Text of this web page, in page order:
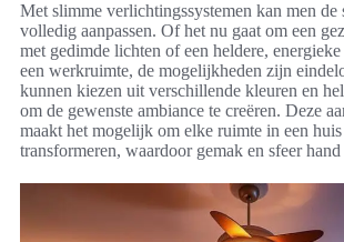
Met slimme verlichtingssystemen kan men de
volledig aanpassen. Of het nu gaat om een
met gedimde lichten of een heldere,
een werkruimte, de mogelijkheden zijn
kunnen kiezen uit verschillende kleuren en
om de gewenste ambiance te creëren. Deze
maakt het mogelijk om elke ruimte in een
transformeren, waardoor gemak en sfeer